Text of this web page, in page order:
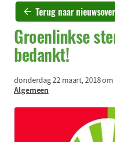
Terug naar
Groenlinkse
bedankt!
donderdag 22 maart, 2018 om
Algemeen